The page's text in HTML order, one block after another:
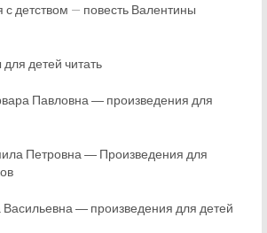
детством — повесть Валентины
детей читать
Павловна ― произведения для
Петровна ― Произведения для
Васильевна ― произведения для детей